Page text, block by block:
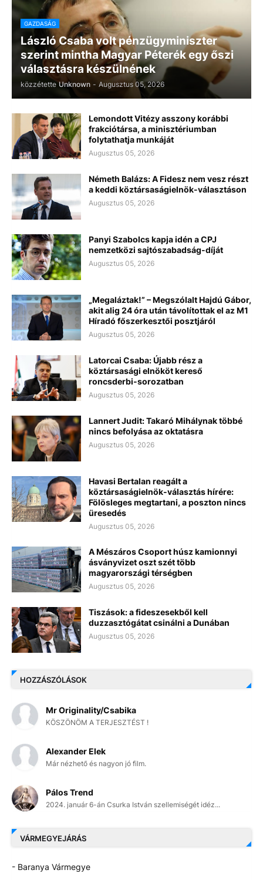
GAZDASÁG
László Csaba volt pénzügyminiszter
szerint mintha Magyar Péterék egy őszi
választásra készülnének
közzétette Unknown - Augusztus 05, 2026
Lemondott Vitézy asszony korábbi
frakciótársa, a minisztériumban
folytathatja munkáját
Augusztus 05, 2026
Németh Balázs: A Fidesz nem vesz részt
a keddi köztársaságielnök-választáson
Augusztus 05, 2026
Panyi Szabolcs kapja idén a CPJ
nemzetközi sajtószabadság-díját
Augusztus 05, 2026
„Megaláztak!” – Megszólalt Hajdú Gábor,
akit alig 24 óra után távolítottak el az M1
Híradó főszerkesztői posztjáról
Augusztus 05, 2026
Latorcai Csaba: Újabb rész a
köztársasági elnököt kereső
roncsderbi-sorozatban
Augusztus 05, 2026
Lannert Judit: Takaró Mihálynak többé
nincs befolyása az oktatásra
Augusztus 05, 2026
Havasi Bertalan reagált a
köztársaságielnök-választás hírére:
Fölösleges megtartani, a poszton nincs
üresedés
Augusztus 05, 2026
A Mészáros Csoport húsz kamionnyi
ásványvizet oszt szét több
magyarországi térségben
Augusztus 05, 2026
Tiszások: a fideszesekből kell
duzzasztógátat csinálni a Dunában
Augusztus 05, 2026
HOZZÁSZÓLÁSOK
Mr Originality/Csabika
KÖSZÖNÖM A TERJESZTÉST !
Alexander Elek
Már nézhető és nagyon jó film.
Pálos Trend
2024. január 6-án Csurka István szellemiségét idéz...
VÁRMEGYEJÁRÁS
- Baranya Vármegye